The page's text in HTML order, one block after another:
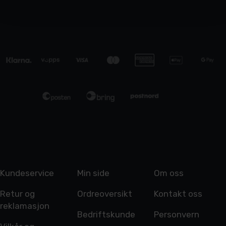
Kundeservice
Retur og
reklamasjon
Min side
Ordreoversikt
Bedriftskunde
Om oss
Kontakt oss
Personvern